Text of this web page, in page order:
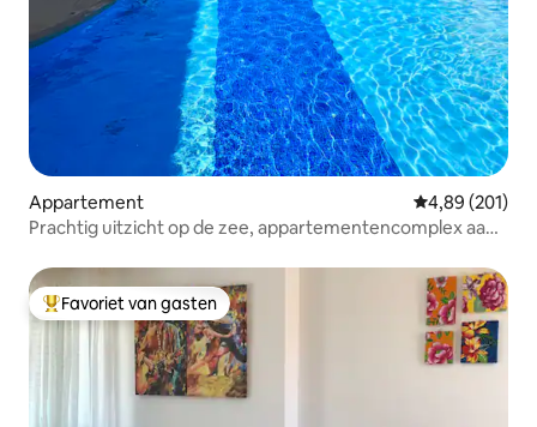
Appartement Gemiddelde
4,89 (201)
Prachtig uitzicht op de zee, appartementencomplex aan
Topfavoriet van gasten
Favoriet van gasten